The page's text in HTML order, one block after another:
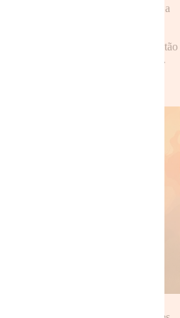
aprenderá a regular suas emoções e a
calma e serenidade. Isso significa
e mais conexão com seus filhos.
a reduzir a sensação de sobrecarga, tão
mais energia e bem-estar.